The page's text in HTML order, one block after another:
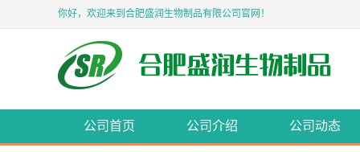
你好，欢迎来到合肥盛润生物制品有限公司官网！
公司首页 公司介绍 公司动态